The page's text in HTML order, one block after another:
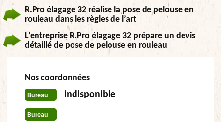
R.Pro élagage 32 réalise la pose de pelouse en
rouleau dans les règles de l’art
L’entreprise R.Pro élagage 32 prépare un devis
détaillé de pose de pelouse en rouleau
Nos coordonnées
Bureau indisponible
Bureau